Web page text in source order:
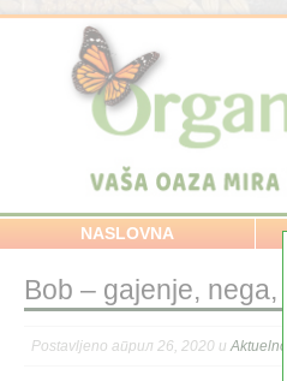
NASLOVNA
Bob – gajenje, nega,
Postavljeno април 26, 2020 u Aktuelno